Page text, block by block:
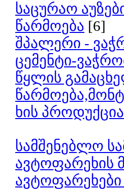
საცურაო
წარმოება [6]
შპალერი -
ცემენტი-
წყლის
ხის
სამშენებლო
ავტოფარეხის
ავტოფარეხები